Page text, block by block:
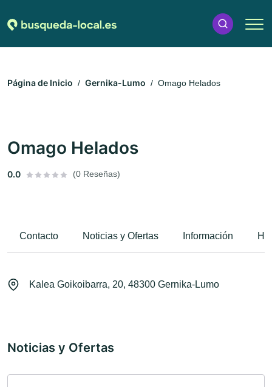
Página de Inicio Gernika-Lumo Omago Helados
Omago Helados
0.0 (0 Reseñas)
Contacto Noticias y Ofertas Información
Kalea Goikoibarra, 20, 48300 Gernika-Lumo
Noticias y Ofertas